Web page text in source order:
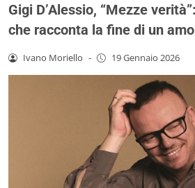
Gigi D’Alessio, “Mezze
che racconta la fine di un
Ivano Moriello - 19 Gennaio 2026